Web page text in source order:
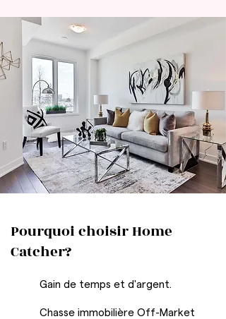
Pourquoi choisir Home
Catcher?
Gain de temps et d'argent.
Chasse immobilière Off-Market